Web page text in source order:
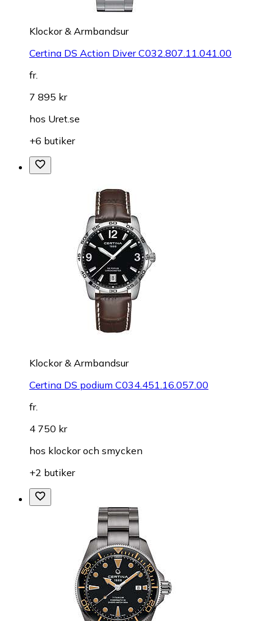
Klockor & Armbandsur
Certina DS Action Diver C032.807.11.041.00
fr.
7 895 kr
hos Uret.se
+6 butiker
Klockor & Armbandsur
Certina DS podium C034.451.16.057.00
fr.
4 750 kr
hos klockor och smycken
+2 butiker